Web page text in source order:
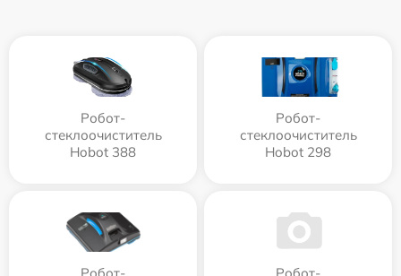
Робот-
стеклоочиститель
Hobot 388
Робот-
стеклоочиститель
Hobot 298
Робот-
Робот-